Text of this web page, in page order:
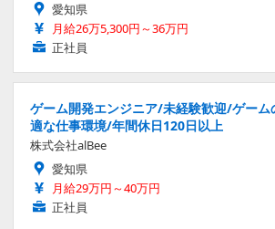
愛知県
月給26万5,300円～36万円
正社員
ゲーム開発エンジニア/未経験歓迎/ゲー
適な仕事環境/年間休日120日以上
株式会社alBee
愛知県
月給29万円～40万円
正社員